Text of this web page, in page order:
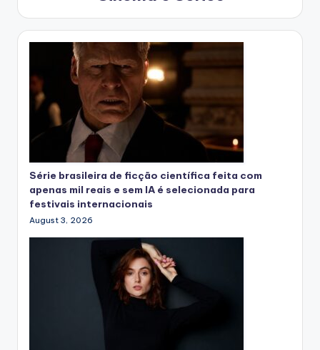
Série brasileira de ficção científica feita com
apenas mil reais e sem IA é selecionada para
festivais internacionais
August 3, 2026